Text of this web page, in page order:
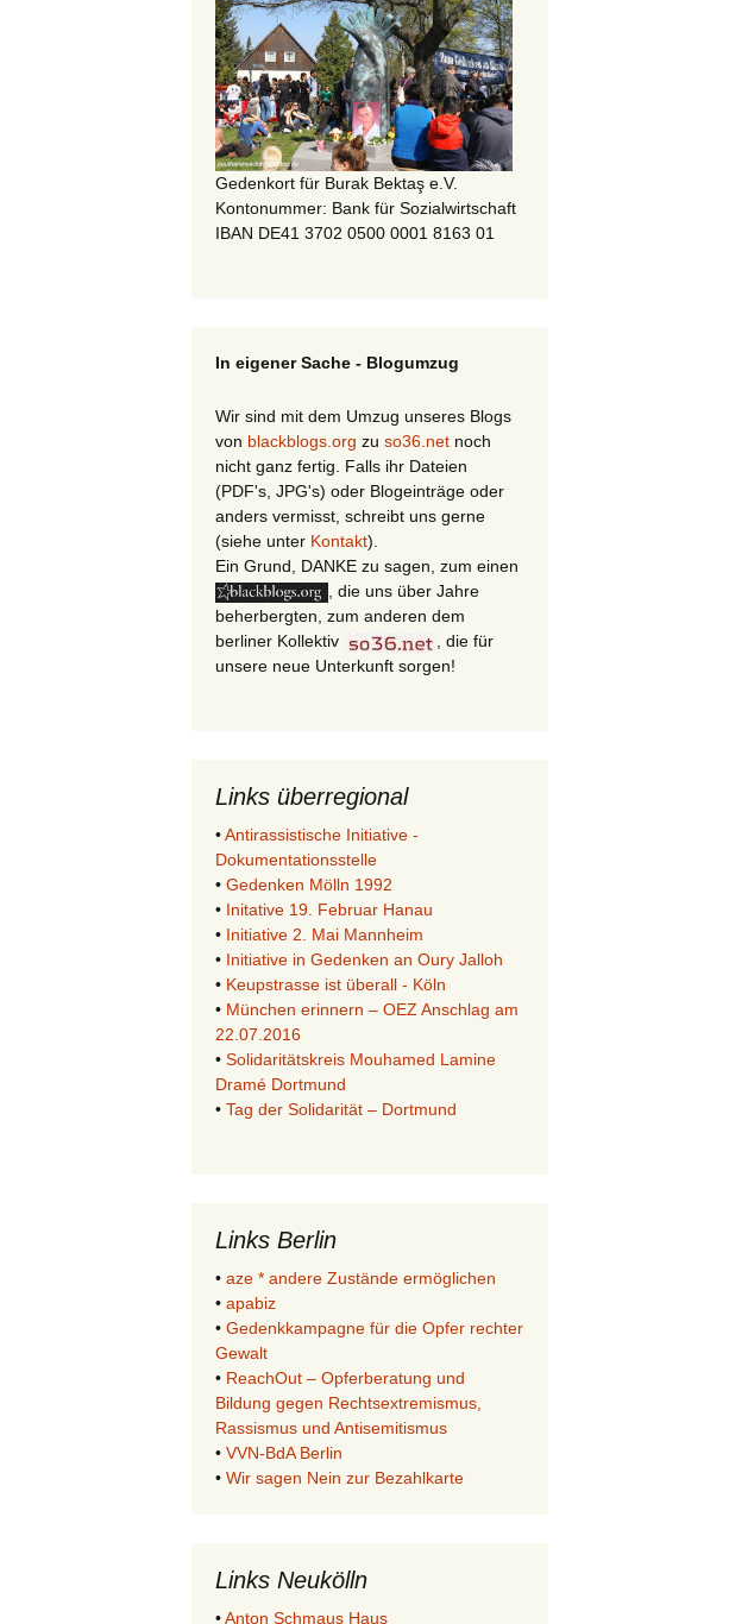
Gedenkort für Burak Bektaş e.V.
Kontonummer: Bank für Sozialwirtschaft
IBAN DE41 3702 0500 0001 8163 01
In eigener Sache - Blogumzug
Wir sind mit dem Umzug unseres Blogs
von blackblogs.org zu so36.net noch
nicht ganz fertig. Falls ihr Dateien
(PDF's, JPG's) oder Blogeinträge oder
anders vermisst, schreibt uns gerne
(siehe unter Kontakt).
Ein Grund, DANKE zu sagen, zum einen
, die uns über Jahre
beherbergten, zum anderen dem
berliner Kollektiv
, die für
unsere neue Unterkunft sorgen!
Links überregional
•Antirassistische Initiative -
Dokumentationsstelle
• Gedenken Mölln 1992
• Initative 19. Februar Hanau
• Initiative 2. Mai Mannheim
• Initiative in Gedenken an Oury Jalloh
• Keupstrasse ist überall - Köln
• München erinnern – OEZ Anschlag am
22.07.2016
• Solidaritätskreis Mouhamed Lamine
Dramé Dortmund
• Tag der Solidarität – Dortmund
Links Berlin
• aze * andere Zustände ermöglichen
• apabiz
• Gedenkkampagne für die Opfer rechter
Gewalt
• ReachOut – Opferberatung und
Bildung gegen Rechtsextremismus,
Rassismus und Antisemitismus
• VVN-BdA Berlin
• Wir sagen Nein zur Bezahlkarte
Links Neukölln
•Anton Schmaus Haus